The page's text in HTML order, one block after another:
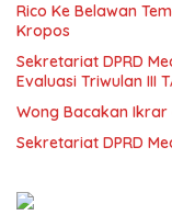
Rico Ke Belawan
Kropos
Sekretariat DPRD
Evaluasi Triwulan III
Wong Bacakan Ikrar
Sekretariat DPRD